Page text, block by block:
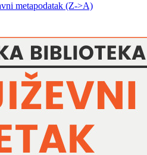
metapodatak (Z->A)